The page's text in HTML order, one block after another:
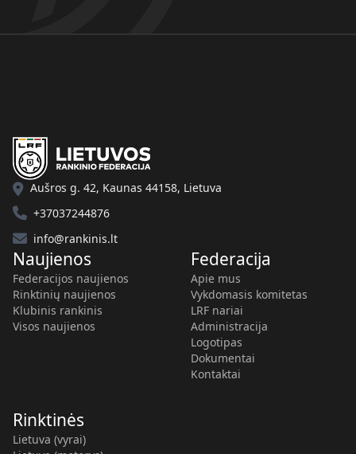
Aušros g. 42, Kaunas 44158, Lietuva
+37037244876
info@rankinis.lt
Naujienos
Federacijos naujienos
Rinktinių naujienos
Klubinis rankinis
Visos naujienos
Federacija
Apie mus
Vykdomasis komitetas
LRF nariai
Administracija
Logotipas
Dokumentai
Kontaktai
Rinktinės
Lietuva (vyrai)